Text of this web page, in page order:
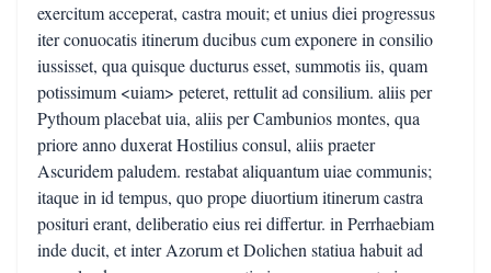
exercitum acceperat, castra mouit; et unius diei progressus
iter conuocatis itinerum ducibus cum exponere in consilio
iussisset, qua quisque ducturus esset, summotis iis, quam
potissimum <uiam> peteret, rettulit ad consilium. aliis per
Pythoum placebat uia, aliis per Cambunios montes, qua
priore anno duxerat Hostilius consul, aliis praeter
Ascuridem paludem. restabat aliquantum uiae communis;
itaque in id tempus, quo prope diuortium itinerum castra
posituri erant, deliberatio eius rei differtur. in Perrhaebiam
inde ducit, et inter Azorum et Dolichen statiua habuit ad